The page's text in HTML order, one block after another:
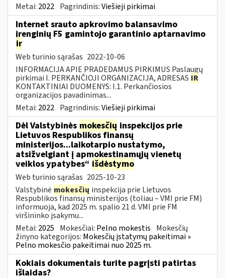
Metai: 2022 Pagrindinis:Viešieji pirkimai
Internet srauto apkrovimo balansavimo
įrenginių F5 gamintojo garantinio aptarnavimo
ir
Web turinio sąrašas 2022-10-06
INFORMACIJA APIE PRADEDAMUS PIRKIMUS Paslaugų
pirkimai I. PERKANČIOJI ORGANIZACIJA, ADRESAS IR
KONTAKTINIAI DUOMENYS: I.1. Perkančiosios
organizacijos pavadinimas...
Metai: 2022 Pagrindinis:Viešieji pirkimai
Dėl Valstybinės mokesčių inspekcijos prie
Lietuvos Respublikos finansų
ministerijos...laikotarpio nustatymo,
atsižvelgiant į apmokestinamųjų vienetų
veiklos ypatybes“ išdėstymo
Web turinio sąrašas 2025-10-23
Valstybinė mokesčių inspekcija prie Lietuvos
Respublikos finansų ministerijos (toliau – VMI prie FM)
informuoja, kad 2025 m. spalio 21 d. VMI prie FM
viršininko įsakymu...
Metai: 2025 Mokesčiai: Pelno mokestis Mokesčių
žinyno kategorijos: Mokesčių įstatymų pakeitimai »
Pelno mokesčio pakeitimai nuo 2025 m.
Kokiais dokumentais turite pagrįsti patirtas
išlaidas?